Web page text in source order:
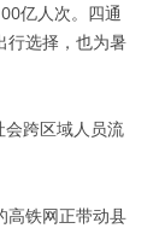
亿人次。四通
行选择，也为暑
跨区域人员流
高铁网正带动县